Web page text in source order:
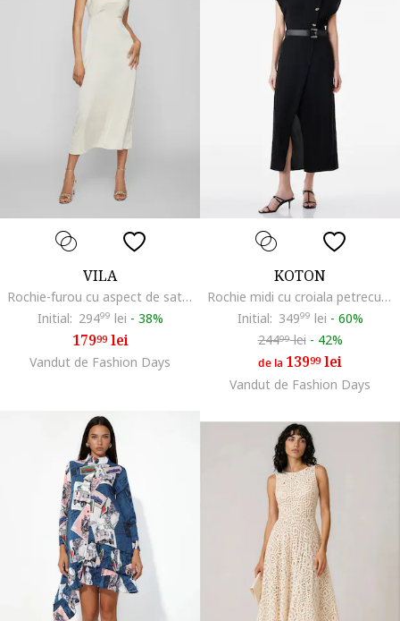
VILA
Rochie-furou cu aspect de satin, Alb fildes
Initial: 29499 lei - 38%
17999lei
Vandut de Fashion Days
KOTON
Rochie midi cu croiala petrecuta si curea in talie, Negru
Initial: 34999 lei - 60%
24499lei - 42%
de la 13999lei
Vandut de Fashion Days